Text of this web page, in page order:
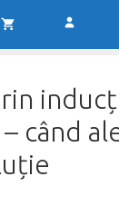
când